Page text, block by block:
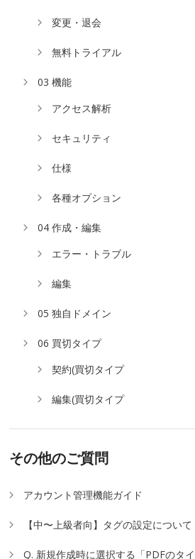
変更・退会
無料トライアル
03 機能
アクセス解析
セキュリティ
仕様
各種オプション
04 作成・編集
エラー・トラブル
編集
05 独自ドメイン
06 買切タイプ
契約(買切タイプ
編集(買切タイプ
その他のご質問
アカウント管理機能ガイド
【中〜上級者向】タグの設定について
Q. 新規作成時に選択する「PDFのタ